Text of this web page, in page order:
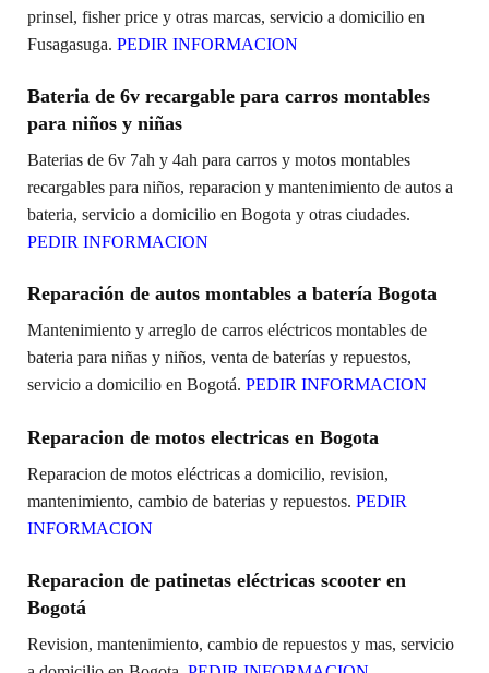
prinsel, fisher price y otras marcas, servicio a domicilio en
Fusagasuga. PEDIR INFORMACION
Bateria de 6v recargable para carros montables
para niños y niñas
Baterias de 6v 7ah y 4ah para carros y motos montables
recargables para niños, reparacion y mantenimiento de autos a
bateria, servicio a domicilio en Bogota y otras ciudades.
PEDIR INFORMACION
Reparación de autos montables a batería Bogota
Mantenimiento y arreglo de carros eléctricos montables de
bateria para niñas y niños, venta de baterías y repuestos,
servicio a domicilio en Bogotá. PEDIR INFORMACION
Reparacion de motos electricas en Bogota
Reparacion de motos eléctricas a domicilio, revision,
mantenimiento, cambio de baterias y repuestos. PEDIR
INFORMACION
Reparacion de patinetas eléctricas scooter en
Bogotá
Revision, mantenimiento, cambio de repuestos y mas, servicio